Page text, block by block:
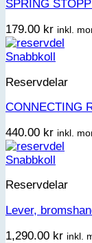
SPRING
179.00 kr inkl.
Snabbkoll
Reservdelar
CONNECTING
440.00 kr inkl.
Snabbkoll
Reservdelar
Lever,
1,290.00 kr inkl.